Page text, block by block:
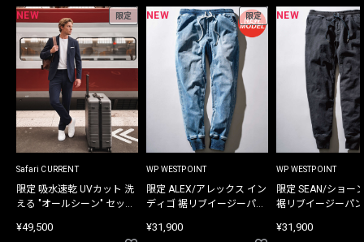
NEW 限定
Safari CURRENT
限定 吸水速乾 UVカット 洗
える "オールシーン" セット
¥49,500
NEW 限定
WP WESTPOINT
限定 ALEX/アレックス イン
ディゴ 裾リブイージーパン
¥31,900
NEW
WP WESTPOINT
限定 SEAN/ショー
裾リブイージーパ
¥31,900